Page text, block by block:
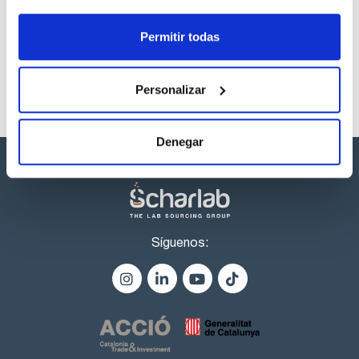
Permitir todas
Personalizar
Denegar
listos para una entrega inmediata.
Síguenos: